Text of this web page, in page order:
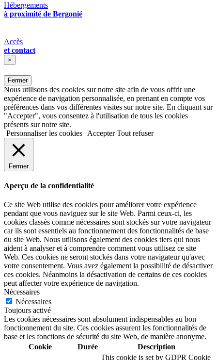
Hébergements
à proximité de Bergonié
Accès
et contact
×
Fermer
Nous utilisons des cookies sur notre site afin de vous offrir une
expérience de navigation personnalisée, en prenant en compte vos
préférences dans vos différentes visites sur notre site. En cliquant sur
"Accepter", vous consentez à l'utilisation de tous les cookies
présents sur notre site.
Personnaliser les cookies
Accepter Tout refuser
Fermer
Aperçu de la confidentialité
Ce site Web utilise des cookies pour améliorer votre expérience
pendant que vous naviguez sur le site Web. Parmi ceux-ci, les
cookies classés comme nécessaires sont stockés sur votre navigateur
car ils sont essentiels au fonctionnement des fonctionnalités de base
du site Web. Nous utilisons également des cookies tiers qui nous
aident à analyser et à comprendre comment vous utilisez ce site
Web. Ces cookies ne seront stockés dans votre navigateur qu'avec
votre consentement. Vous avez également la possibilité de désactiver
ces cookies. Néanmoins la désactivation de certains de ces cookies
peut affecter votre expérience de navigation.
Nécessaires
Nécessaires
Toujours activé
Les cookies nécessaires sont absolument indispensables au bon
fonctionnement du site. Ces cookies assurent les fonctionnalités de
base et les fonctions de sécurité du site Web, de manière anonyme.
Cookie
Durée Description
This cookie is set by GDPR Cookie